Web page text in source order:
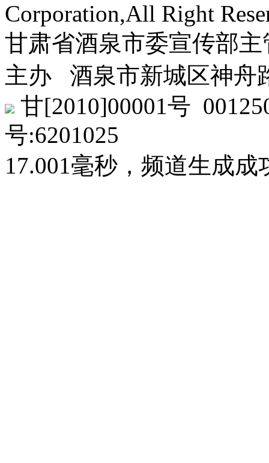
Corporation,All Right
甘肃省酒泉市委宣传部
主办 酒泉市新城区神舟
甘[2010]00001号
号:6201025
17.001毫秒，频道生成